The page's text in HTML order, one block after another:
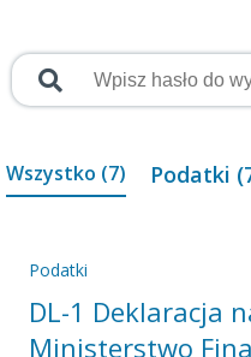
Wszystko (7) Podatki
Podatki
DL-1 Deklaracja
Ministerstwo